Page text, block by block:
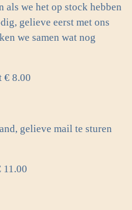
als we het op stock hebben
gelieve eerst met ons
we samen wat nog
€ 8.00
gelieve mail te sturen
11.00